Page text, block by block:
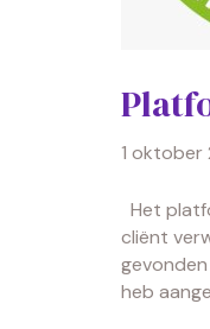
1 oktober
Het
cliënt
heb